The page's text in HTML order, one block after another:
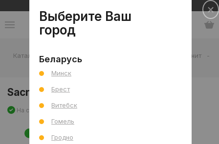
Каталог - Керамогранит
-
Sacramento Ceniza Pino Mat 22x25
Sacramento Ceniza Pino Mat 22x25
На складе Артикул: 0000030768
Выберите Ваш
город
Беларусь
Минск
Брест
Витебск
Гомель
Гродно